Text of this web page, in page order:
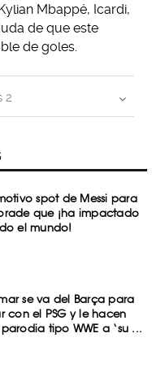
Mbappé, Icardi,
de que este
de goles.
2
spot de Messi para
que ¡ha impactado
el mundo!
se va del Barça para
con el PSG y le hacen
tipo WWE a ‘su ...